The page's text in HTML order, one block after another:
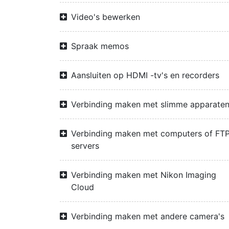
Video's bewerken
Spraak memos
Aansluiten op HDMI -tv's en recorders
Verbinding maken met slimme apparaten
Verbinding maken met computers of
servers
Verbinding maken met Nikon Imaging
Cloud
Verbinding maken met andere camera's